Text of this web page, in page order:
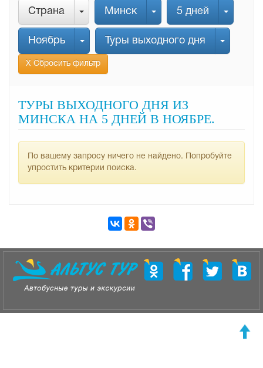
Страна Минск 5 дней
Ноябрь Туры выходного дня
Х Сбросить фильтр
ТУРЫ ВЫХОДНОГО ДНЯ ИЗ
МИНСКА НА 5 ДНЕЙ В НОЯБРЕ.
По вашему запросу ничего не найдено. Попробуйте
упростить критерии поиска.